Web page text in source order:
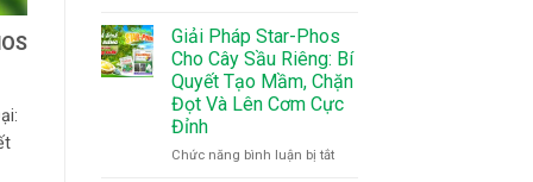
Hoa
Đồng
Loạt,
Tăng
RIÊNG
600
–
CÔNG
NGHỆ
VẮC-
DỊCH
Giải Pháp Star-Phos
Cho Cây Sầu Riêng: Bí
Quyết Tạo Mầm, Chặn
Đọt Và Lên Cơm Cực
Đỉnh
Chức năng bình luận bị tắtở